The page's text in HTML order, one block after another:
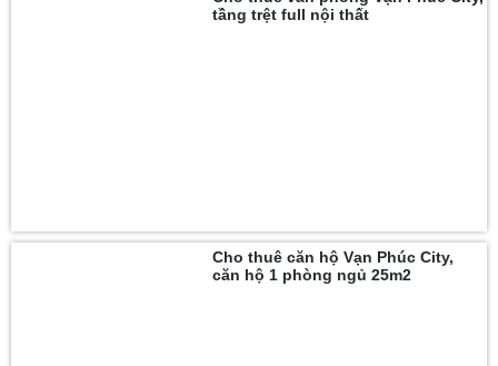
tầng trệt full nội thất
Cho thuê căn hộ Vạn Phúc City,
căn hộ 1 phòng ngủ 25m2